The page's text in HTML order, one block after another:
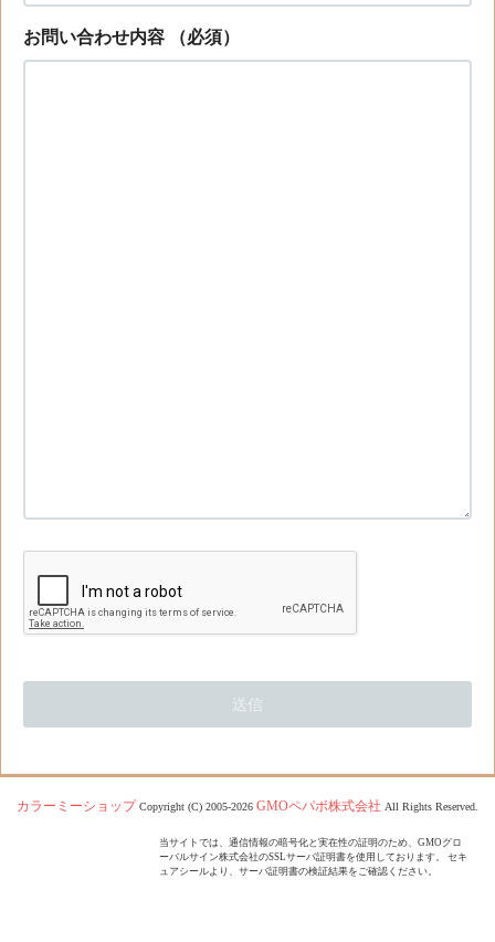
お問い合わせ内容 （必須）
カラーミーショップ Copyright (C) 2005-2026 GMOペパボ株式会社 All Rights Reserved.
当サイトでは、通信情報の暗号化と実在性の証明のため、GMOグロ
ーバルサイン株式会社のSSLサーバ証明書を使用しております。 セキ
ュアシールより、サーバ証明書の検証結果をご確認ください。